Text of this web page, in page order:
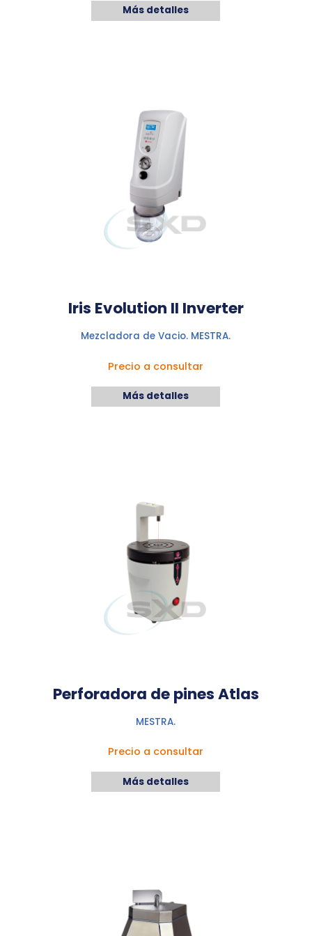
Más detalles
Iris Evolution II Inverter
Mezcladora de Vacio. MESTRA.
Precio a consultar
Más detalles
Perforadora de pines Atlas
MESTRA.
Precio a consultar
Más detalles